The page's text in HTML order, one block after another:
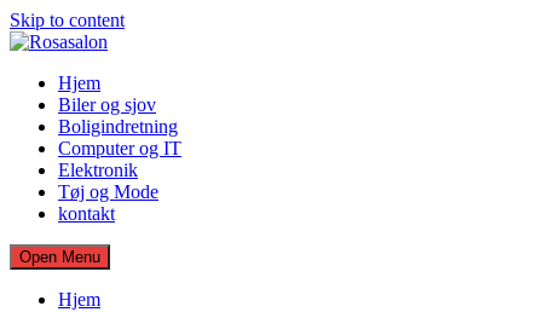
Skip to content
Hjem
Biler og sjov
Boligindretning
Computer og IT
Elektronik
Tøj og Mode
kontakt
Open Menu
Hjem